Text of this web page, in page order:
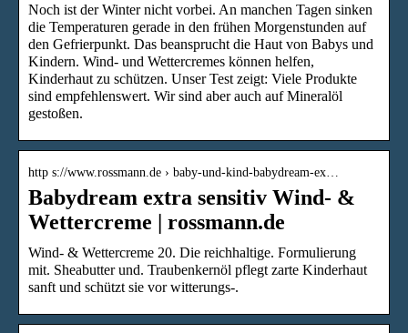
Noch ist der Winter nicht vorbei. An manchen Tagen sinken
die Temperaturen gerade in den frühen Morgenstunden auf
den Gefrierpunkt. Das beansprucht die Haut von Babys und
Kindern. Wind- und Wettercremes können helfen,
Kinderhaut zu schützen. Unser Test zeigt: Viele Produkte
sind empfehlenswert. Wir sind aber auch auf Mineralöl
gestoßen.
http s://www.rossmann.de › baby-und-kind-babydream-ex…
Babydream extra sensitiv Wind- &
Wettercreme | rossmann.de
Wind- & Wettercreme 20. Die reichhaltige. Formulierung
mit. Sheabutter und. Traubenkernöl pflegt zarte Kinderhaut
sanft und schützt sie vor witterungs-.